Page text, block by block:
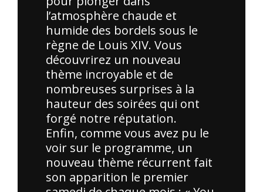
l’atmosphère chaude et
humide des bordels sous le
règne de Louis XIV. Vous
découvrirez un nouveau
thème incroyable et de
nombreuses surprises à la
hauteur des soirées qui ont
forgé notre réputation.
Enfin, comme vous avez pu le
voir sur le programme, un
nouveau thème récurrent fait
son apparition le premier